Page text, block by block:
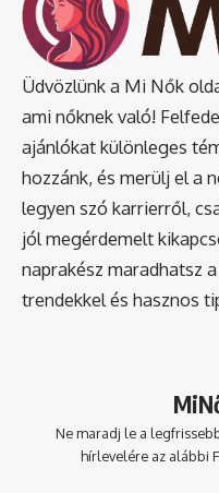
Üdvözlünk a Mi Nők
ami nőknek való!
ajánlókat különleges
hozzánk, és merülj el a
legyen szó karrierről,
jól megérdemelt
naprakész maradhatsz
trendekkel és hasznos
Ne maradj le a
hírlevelére az alábbi